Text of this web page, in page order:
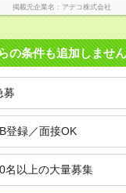
掲載元企業名 アデコ株式会社
の条件も追加しませ
募
登録／面接OK
名以上の大量募集